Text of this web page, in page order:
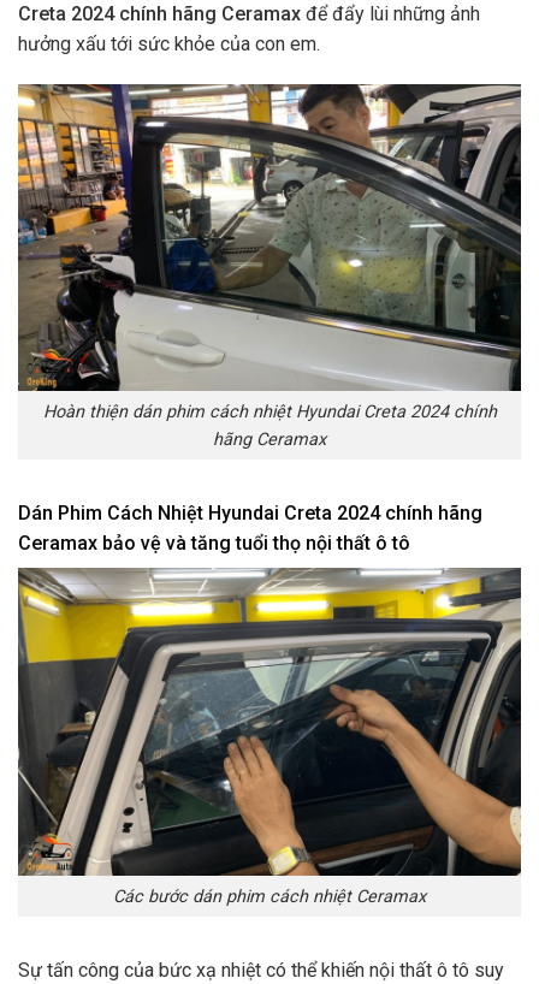
Creta 2024 chính hãng Ceramax để đẩy lùi những ảnh
hưởng xấu tới sức khỏe của con em.
Hoàn thiện dán phim cách nhiệt Hyundai Creta 2024 chính
hãng Ceramax
Dán Phim Cách Nhiệt Hyundai Creta 2024 chính hãng
Ceramax bảo vệ và tăng tuổi thọ nội thất ô tô
Các bước dán phim cách nhiệt Ceramax
Sự tấn công của bức xạ nhiệt có thể khiến nội thất ô tô suy